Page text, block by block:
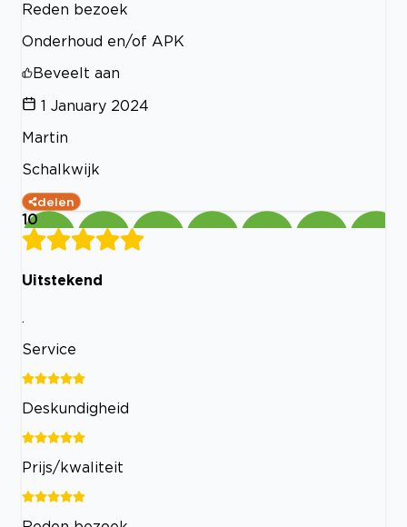
Reden bezoek
Onderhoud en/of APK
Beveelt aan
1 January 2024
Martin
Schalkwijk
delen
10
Uitstekend
Service
Deskundigheid
Prijs/kwaliteit